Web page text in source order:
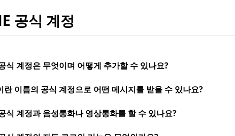
공식 계정
식 계정은 무엇이며 어떻게 추가할 수 있나요?
란 이름의 공식 계정으로 어떤 메시지를 받을 수 있나요?
식 계정과 음성통화나 영상통화를 할 수 있나요?